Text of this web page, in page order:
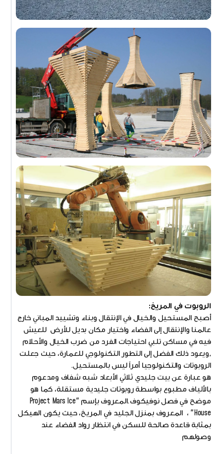
الروبوت في المريخ:
أصبح المستحيل والخيال في الإنتقال وبناء وتشييد المباني خارج
عالمنا والإنتقال إلى الفضاء واختيار مكان بديل للأرض للعيش
فيه في مساكن تلبي احتياجات الفرد من ضرب الخيال والأحلام
,ويعود ذلك الفضل إلى التطور التكنولوجي للعمارة، حيث جعلت
الروبوتات والتكنولوجيا أمراً ليس بالمستحيل.
هو عبارة عن بيت جليدي ثلاثي الأبعاد شبه شفاف ومدعوم
بالألياف مطبوع بواسطة روبوتات جليدية مستقلة، كما هو
موضح في فصل نوفيكوف.المعروف بإسم "Project Mars Ice
House" ، المعروف بمنزل الجليد في المريخ، حيث يكون الهيكل
بمثابة قاعدة صالحة للسكن في انتظار رواد الفضاء عند
وصولهم